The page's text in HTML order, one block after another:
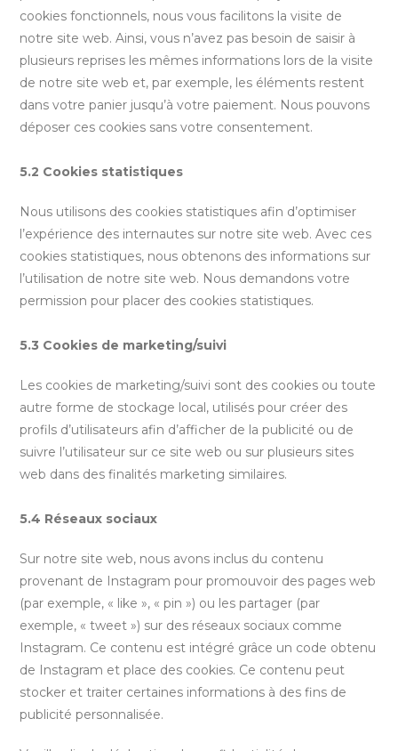
cookies fonctionnels, nous vous facilitons la visite de
notre site web. Ainsi, vous n’avez pas besoin de saisir à
plusieurs reprises les mêmes informations lors de la visite
de notre site web et, par exemple, les éléments restent
dans votre panier jusqu’à votre paiement. Nous pouvons
déposer ces cookies sans votre consentement.
5.2 Cookies statistiques
Nous utilisons des cookies statistiques afin d’optimiser
l’expérience des internautes sur notre site web. Avec ces
cookies statistiques, nous obtenons des informations sur
l’utilisation de notre site web. Nous demandons votre
permission pour placer des cookies statistiques.
5.3 Cookies de marketing/suivi
Les cookies de marketing/suivi sont des cookies ou toute
autre forme de stockage local, utilisés pour créer des
profils d’utilisateurs afin d’afficher de la publicité ou de
suivre l’utilisateur sur ce site web ou sur plusieurs sites
web dans des finalités marketing similaires.
5.4 Réseaux sociaux
Sur notre site web, nous avons inclus du contenu
provenant de Instagram pour promouvoir des pages web
(par exemple, « like », « pin ») ou les partager (par
exemple, « tweet ») sur des réseaux sociaux comme
Instagram. Ce contenu est intégré grâce un code obtenu
de Instagram et place des cookies. Ce contenu peut
stocker et traiter certaines informations à des fins de
publicité personnalisée.